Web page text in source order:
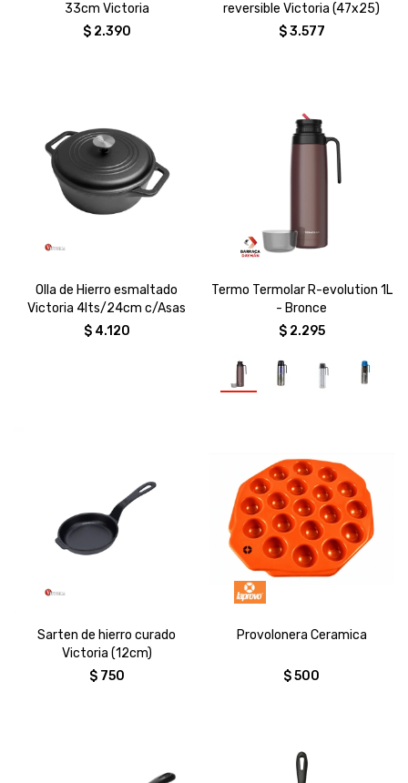
33cm Victoria
$ 2.390
reversible Victoria (47x25)
$ 3.577
Olla de Hierro esmaltado
Victoria 4lts/24cm c/Asas
$ 4.120
Termo Termolar R-evolution 1L
- Bronce
$ 2.295
Sarten de hierro curado
Victoria (12cm)
$ 750
Provolonera Ceramica
$500